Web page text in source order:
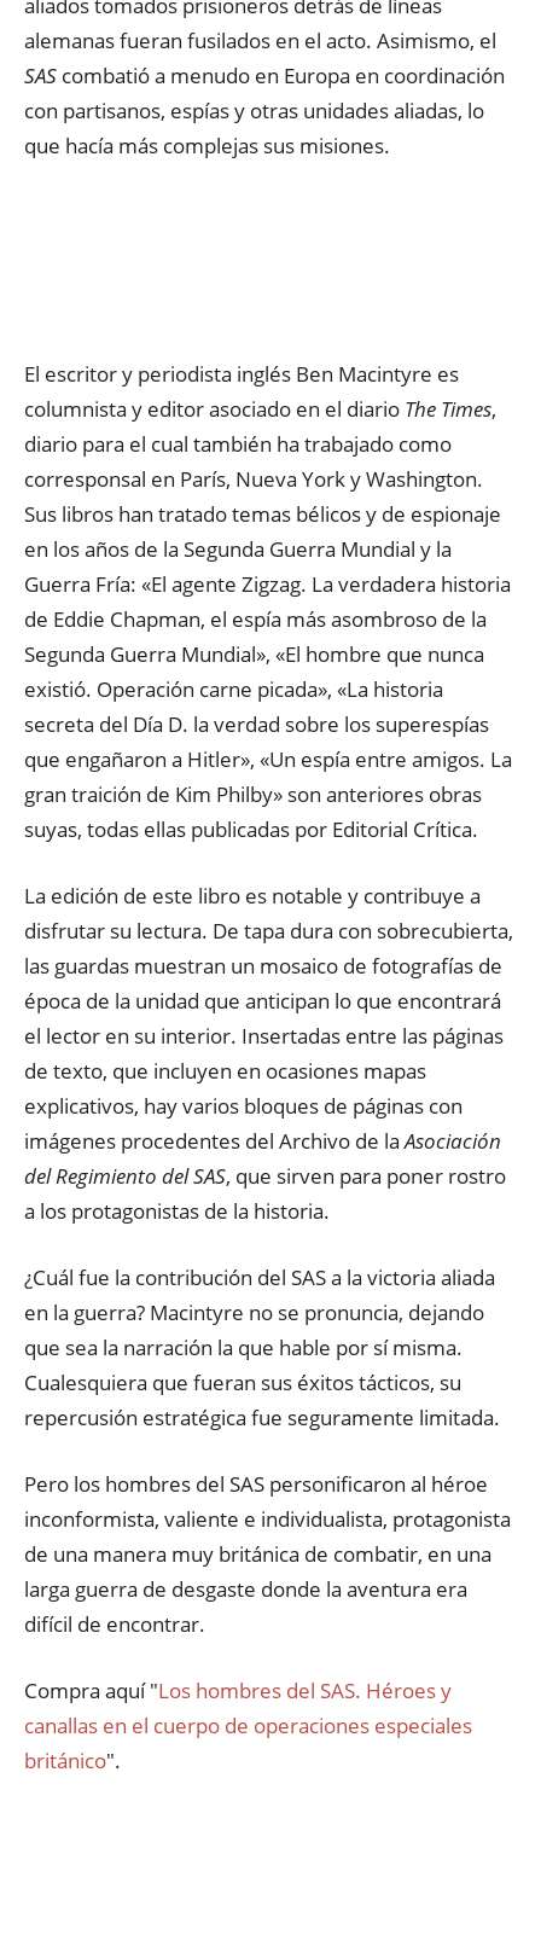
alemanas fueran fusilados en el acto. Asimismo, el
SAS combatió a menudo en Europa en coordinación
con partisanos, espías y otras unidades aliadas, lo
que hacía más complejas sus misiones.
El escritor y periodista inglés Ben Macintyre es
columnista y editor asociado en el diario The Times,
diario para el cual también ha trabajado como
corresponsal en París, Nueva York y Washington.
Sus libros han tratado temas bélicos y de espionaje
en los años de la Segunda Guerra Mundial y la
Guerra Fría: «El agente Zigzag. La verdadera historia
de Eddie Chapman, el espía más asombroso de la
Segunda Guerra Mundial», «El hombre que nunca
existió. Operación carne picada», «La historia
secreta del Día D. la verdad sobre los superespías
que engañaron a Hitler», «Un espía entre amigos. La
gran traición de Kim Philby» son anteriores obras
suyas, todas ellas publicadas por Editorial Crítica.
La edición de este libro es notable y contribuye a
disfrutar su lectura. De tapa dura con sobrecubierta,
las guardas muestran un mosaico de fotografías de
época de la unidad que anticipan lo que encontrará
el lector en su interior. Insertadas entre las páginas
de texto, que incluyen en ocasiones mapas
explicativos, hay varios bloques de páginas con
imágenes procedentes del Archivo de laAsociación
del Regimiento del SAS, que sirven para poner rostro
a los protagonistas de la historia.
¿Cuál fue la contribución del SAS a la victoria aliada
en la guerra? Macintyre no se pronuncia, dejando
que sea la narración la que hable por sí misma.
Cualesquiera que fueran sus éxitos tácticos, su
repercusión estratégica fue seguramente limitada.
Pero los hombres del SAS personificaron al héroe
inconformista, valiente e individualista, protagonista
de una manera muy británica de combatir, en una
larga guerra de desgaste donde la aventura era
difícil de encontrar.
Compra aquí "Los hombres del SAS. Héroes y
canallas en el cuerpo de operaciones especiales
británico".